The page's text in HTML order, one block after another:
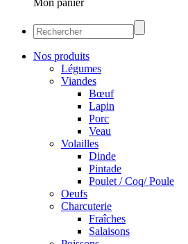
Mon panier
Nos produits
Légumes
Viandes
Bœuf
Lapin
Porc
Veau
Volailles
Dinde
Pintade
Poulet / Coq/ Poule
Oeufs
Charcuterie
Fraîches
Salaisons